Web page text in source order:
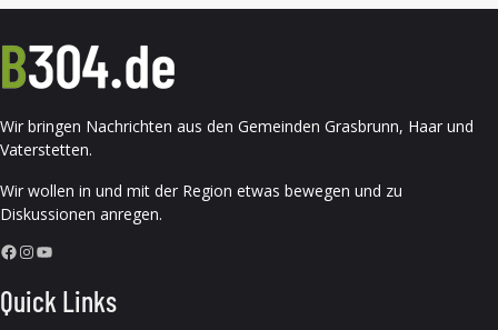
Wir bringen Nachrichten aus den Gemeinden Grasbrunn, Haar und
Vaterstetten.
Wir wollen in und mit der Region etwas bewegen und zu
Diskussionen anregen.
Facebook InstagramYouTube
Quick Links